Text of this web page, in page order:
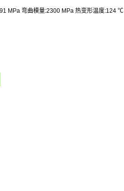
MPa 弯曲模量:2300 MPa 热变形温度:124 ℃